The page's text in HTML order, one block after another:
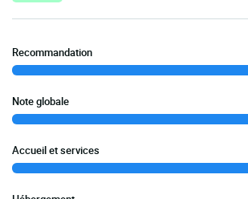
Recommandation
Note globale
Accueil et services